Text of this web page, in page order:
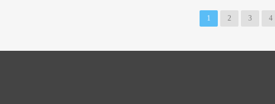
1 2 3 4